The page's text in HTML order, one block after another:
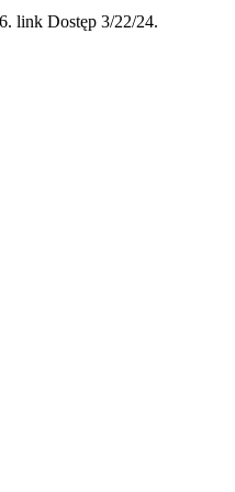
link Dostęp 3/22/24.